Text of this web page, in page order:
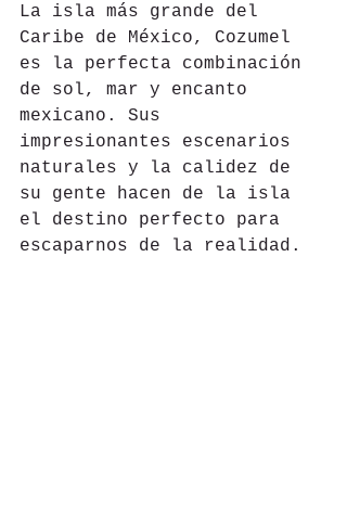
La isla más grande del
Caribe de México, Cozumel
es la perfecta combinación
de sol, mar y encanto
mexicano. Sus
impresionantes escenarios
naturales y la calidez de
su gente hacen de la isla
el destino perfecto para
escaparnos de la realidad.